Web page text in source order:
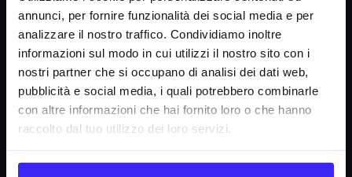
annunci, per fornire funzionalità dei social media e per
analizzare il nostro traffico. Condividiamo inoltre
informazioni sul modo in cui utilizzi il nostro sito con i
nostri partner che si occupano di analisi dei dati web,
pubblicità e social media, i quali potrebbero combinarle
con altre informazioni che hai fornito loro o che hanno
raccolto dal tuo utilizzo dei loro servizi.
La nostra missione
Dicono di noi
FAQ
Fattura24 srl
Via B. Croce 19, Roma (Italia)
P.IVA IT11359591002